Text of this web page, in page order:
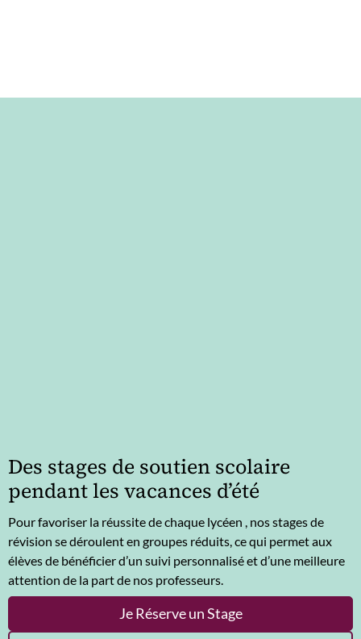
Des stages de soutien scolaire
pendant les vacances d’été
Pour favoriser la réussite de chaque lycéen , nos stages de
révision se déroulent en groupes réduits, ce qui permet aux
élèves de bénéficier d’un suivi personnalisé et d’une meilleure
attention de la part de nos professeurs.
Je Réserve un Stage